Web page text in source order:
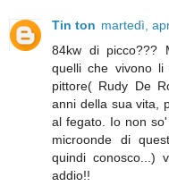
Tin ton martedì,
84kw di picco???
quelli che vivono
pittore( Rudy De
anni della sua vita,
al fegato. Io non
microonde di
quindi conosco...)
addio!!